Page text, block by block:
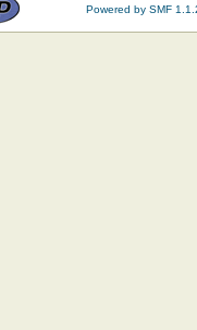
Powered by SMF